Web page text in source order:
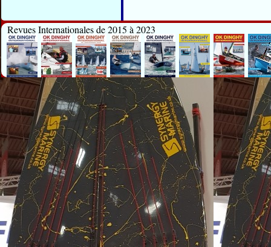
Revues Internationales de 2015 à 2023